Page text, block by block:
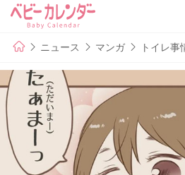
ニュース マンガ トイレ